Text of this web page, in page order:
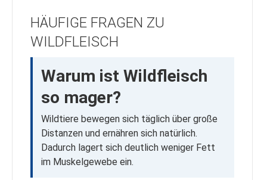
HÄUFIGE FRAGEN ZU
WILDFLEISCH
Warum ist Wildfleisch
so mager?
Wildtiere bewegen sich täglich über große
Distanzen und ernähren sich natürlich.
Dadurch lagert sich deutlich weniger Fett
im Muskelgewebe ein.